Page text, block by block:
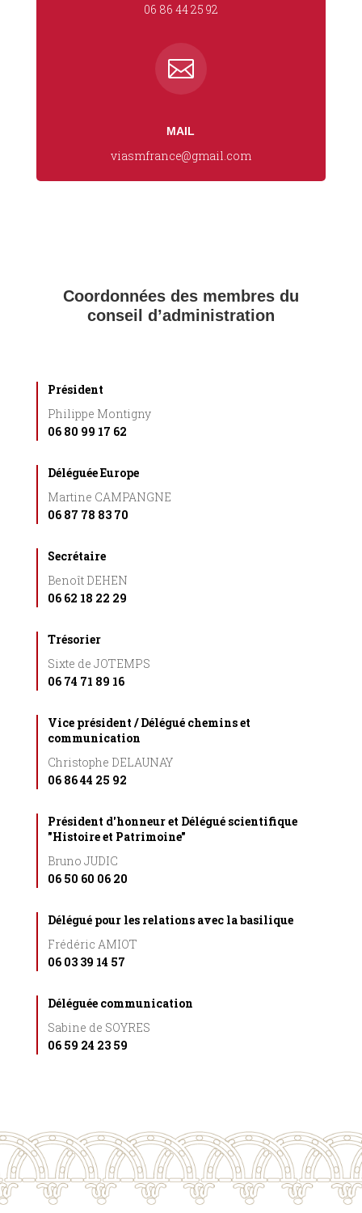
06 86 44 25 92

MAIL
viasmfrance@gmail.com
Coordonnées des membres du
conseil d’administration
Président
Philippe Montigny
06 80 99 17 62
Déléguée Europe
Martine CAMPANGNE
06 87 78 83 70
Secrétaire
Benoît DEHEN
06 62 18 22 29
Trésorier
Sixte de JOTEMPS
06 74 71 89 16
Vice président / Délégué chemins et
communication
Christophe DELAUNAY
06 86 44 25 92
Président d'honneur et Délégué scientifique
"Histoire et Patrimoine"
Bruno JUDIC
06 50 60 06 20
Délégué pour les relations avec la basilique
Frédéric AMIOT
06 03 39 14 57
Déléguée communication
Sabine de SOYRES
06 59 24 23 59